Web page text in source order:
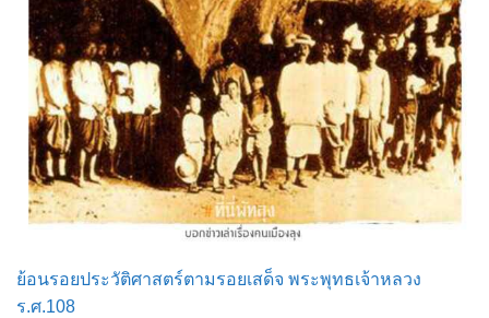
ย้อนรอยประวัติศาสตร์ตามรอยเสด็จ พระพุทธเจ้าหลวง
ร.ศ.108